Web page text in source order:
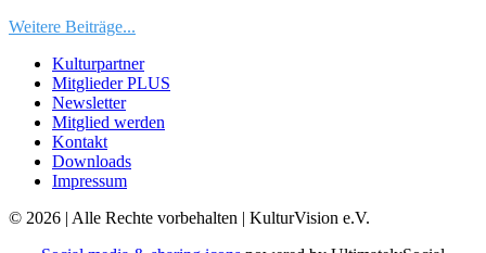
Weitere Beiträge...
Kulturpartner
Mitglieder PLUS
Newsletter
Mitglied werden
Kontakt
Downloads
Impressum
© 2026 | Alle Rechte vorbehalten | KulturVision e.V.